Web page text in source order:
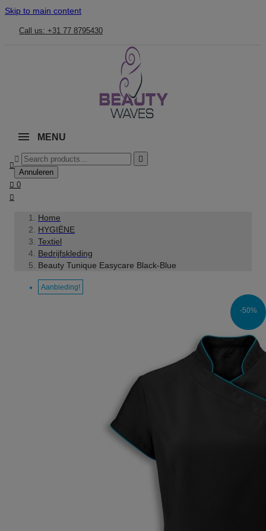
Skip to main content
Call us: +31 77 8795430
MENU



Annuleren
 0

Home
HYGIËNE
Textiel
Bedrijfskleding
Beauty Tunique Easycare Black-Blue
Aanbieding!
-50%